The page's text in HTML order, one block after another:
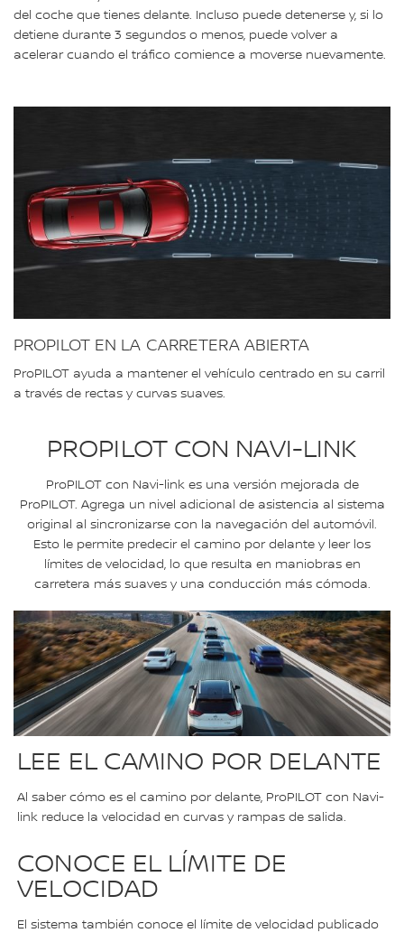
del coche que tienes delante. Incluso puede detenerse y, si lo
detiene durante 3 segundos o menos, puede volver a
acelerar cuando el tráfico comience a moverse nuevamente.
PROPILOT EN LA CARRETERA ABIERTA
ProPILOT ayuda a mantener el vehículo centrado en su carril
a través de rectas y curvas suaves.
PROPILOT CON NAVI-LINK
ProPILOT con Navi-link es una versión mejorada de
ProPILOT. Agrega un nivel adicional de asistencia al sistema
original al sincronizarse con la navegación del automóvil.
Esto le permite predecir el camino por delante y leer los
límites de velocidad, lo que resulta en maniobras en
carretera más suaves y una conducción más cómoda.
LEE EL CAMINO POR DELANTE
Al saber cómo es el camino por delante, ProPILOT con Navi-
link reduce la velocidad en curvas y rampas de salida.
CONOCE EL LÍMITE DE
VELOCIDAD
El sistema también conoce el límite de velocidad publicado